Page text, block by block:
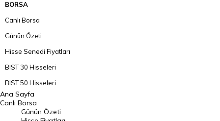
BORSA
Canlı Borsa
Günün Özeti
Hisse Senedi Fiyatları
BIST 30 Hisseleri
BIST 50 Hisseleri
BIST 100 Hisseleri
En Çok Artan Hisseler
Ana Sayfa
Canlı Borsa
Günün Özeti